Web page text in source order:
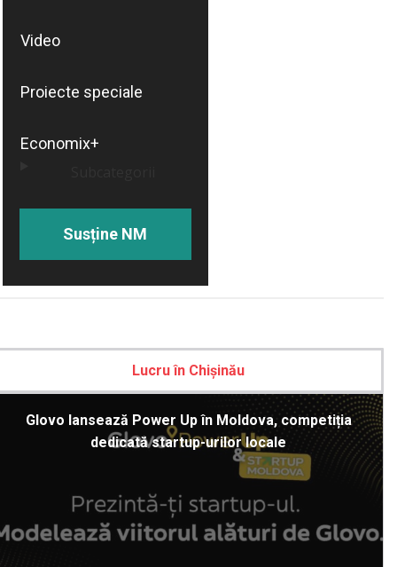
Video
Proiecte speciale
Economix+
Susține NM
Lucru în Chișinău
Glovo lansează Power Up în Moldova, competiția
dedicată startup-urilor locale